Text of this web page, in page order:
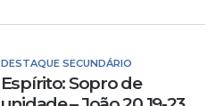
DESTAQUE SECUNDÁRIO
Espírito: Sopro de